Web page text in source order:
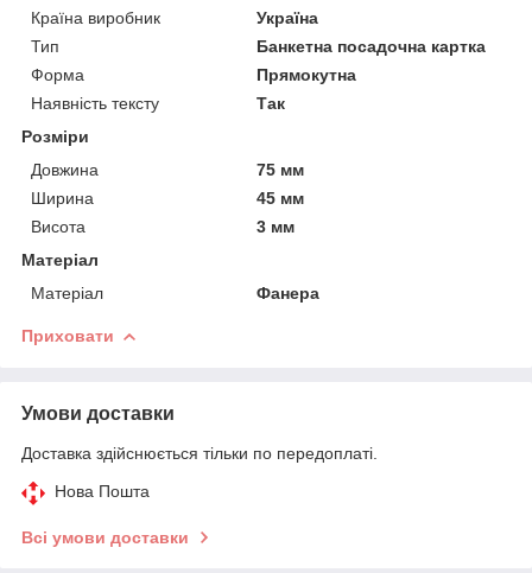
Країна виробник
Україна
Тип
Банкетна посадочна картка
Форма
Прямокутна
Наявність тексту
Так
Розміри
Довжина
75 мм
Ширина
45 мм
Висота
3 мм
Матеріал
Матеріал
Фанера
Приховати
Умови доставки
Доставка здійснюється тільки по передоплаті.
Нова Пошта
Всі умови доставки